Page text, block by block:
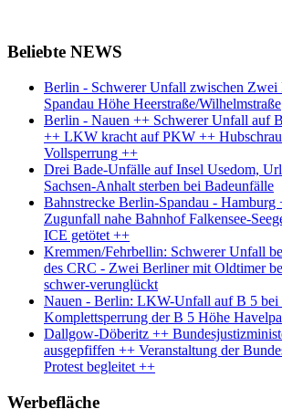
Beliebte NEWS
Berlin - Schwerer Unfall zwischen Zwei
Spandau Höhe Heerstraße/Wilhelmstraße
Berlin - Nauen ++ Schwerer Unfall auf
++ LKW kracht auf PKW ++
Vollsperrung ++
Drei Bade-Unfälle auf Insel Usedom,
Sachsen-Anhalt sterben bei Badeunfälle
Bahnstrecke Berlin-Spandau - Hamburg
Zugunfall nahe Bahnhof Falkensee-
ICE getötet ++
Kremmen/Fehrbellin: Schwerer Unfall
des CRC - Zwei Berliner mit Oldtimer
schwer-verunglückt
Nauen - Berlin: LKW-Unfall auf B 5
Komplettsperrung der B 5 Höhe
Dallgow-Döberitz ++
ausgepfiffen ++ Veranstaltung der
Protest begleitet ++
Werbefläche